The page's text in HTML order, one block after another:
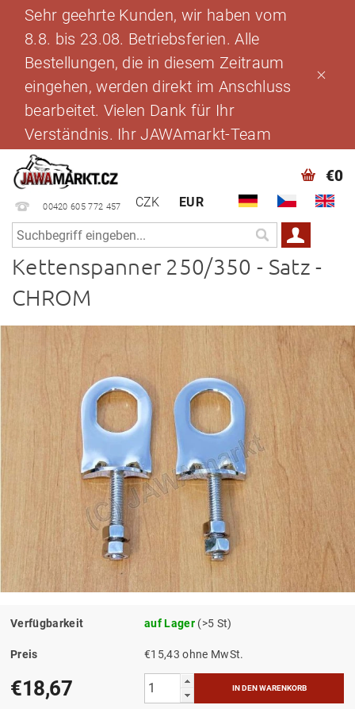
Sehr geehrte Kunden, wir haben vom
8.8. bis 23.08. Betriebsferien. Alle
Bestellungen, die in diesem Zeitraum
eingehen, werden direkt im Anschluss
bearbeitet. Vielen Dank für Ihr
Verständnis. Ihr JAWAmarkt-Team
00420 605 772 457 CZK EUR
€0
Kettenspanner 250/350 - Satz -
CHROM
Verfügbarkeit auf Lager (>5 St)
Preis €15,43 ohne MwSt.
€18,67